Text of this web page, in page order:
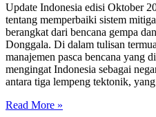
Update Indonesia edisi Oktober
tentang memperbaiki sistem
berangkat dari bencana gempa
Donggala. Di dalam tulisan
manajemen pasca bencana yang
mengingat Indonesia sebagai
antara tiga lempeng tektonik,
Read More »